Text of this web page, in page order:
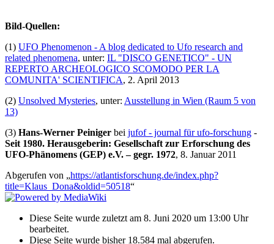
Bild-Quellen:
(1) UFO Phenomenon - A blog dedicated to Ufo research and
related phenomena, unter: IL "DISCO GENETICO" - UN
REPERTO ARCHEOLOGICO SCOMODO PER LA
COMUNITA' SCIENTIFICA, 2. April 2013
(2) Unsolved Mysteries, unter: Ausstellung in Wien (Raum 5 von
13)
(3) Hans-Werner Peiniger bei jufof - journal für ufo-forschung -
Seit 1980. Herausgeberin: Gesellschaft zur Erforschung des
UFO-Phänomens (GEP) e.V. – gegr. 1972, 8. Januar 2011
Abgerufen von „https://atlantisforschung.de/index.php?
title=Klaus_Dona&oldid=50518“
Diese Seite wurde zuletzt am 8. Juni 2020 um 13:00 Uhr
bearbeitet.
Diese Seite wurde bisher 18.584 mal abgerufen.